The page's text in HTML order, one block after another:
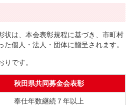
状は、本会表彰規程に基づき、市町村
個人・法人・団体に贈呈されます。
です。
秋田県共同募金会表彰
奉仕年数継続７年以上